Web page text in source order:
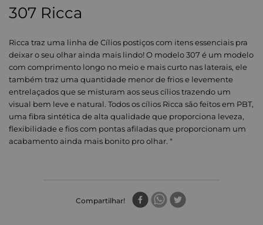
307 Ricca
Ricca traz uma linha de Cílios postiços com itens essenciais pra
deixar o seu olhar ainda mais lindo! O modelo 307 é um modelo
com comprimento longo no meio e mais curto nas laterais, ele
também traz uma quantidade menor de frios e levemente
entrelaçados que se misturam aos seus cílios trazendo um
visual bem leve e natural. Todos os cílios Ricca são feitos em PBT,
uma fibra sintética de alta qualidade que proporciona leveza,
flexibilidade e fios com pontas afiladas que proporcionam um
acabamento ainda mais bonito pro olhar. "
Compartilhar